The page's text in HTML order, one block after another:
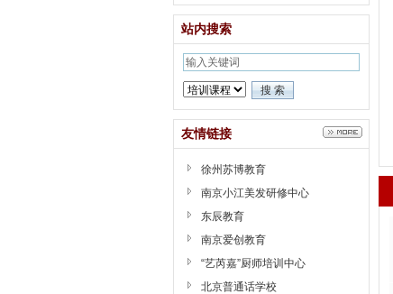
站内搜索
友情链接
徐州苏博教育
南京小江美发研修中心
东辰教育
南京爱创教育
“艺芮嘉”厨师培训中心
北京普通话学校